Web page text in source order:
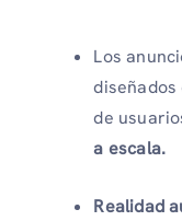
Los
de
a escala.
Realidad